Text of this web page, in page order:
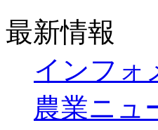
最新情報
インフォ
農業ニュ